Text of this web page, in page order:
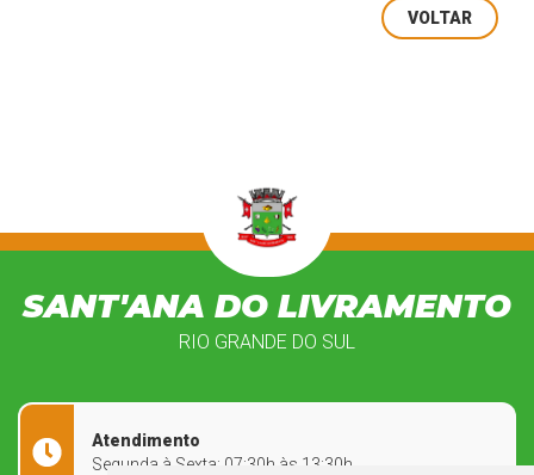
VOLTAR
SANT'ANA DO LIVRAMENTO
RIO GRANDE DO SUL
Atendimento
Segunda à Sexta: 07:30h às 13:30h